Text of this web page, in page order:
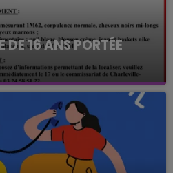
DE 16 ANS PORTÉE